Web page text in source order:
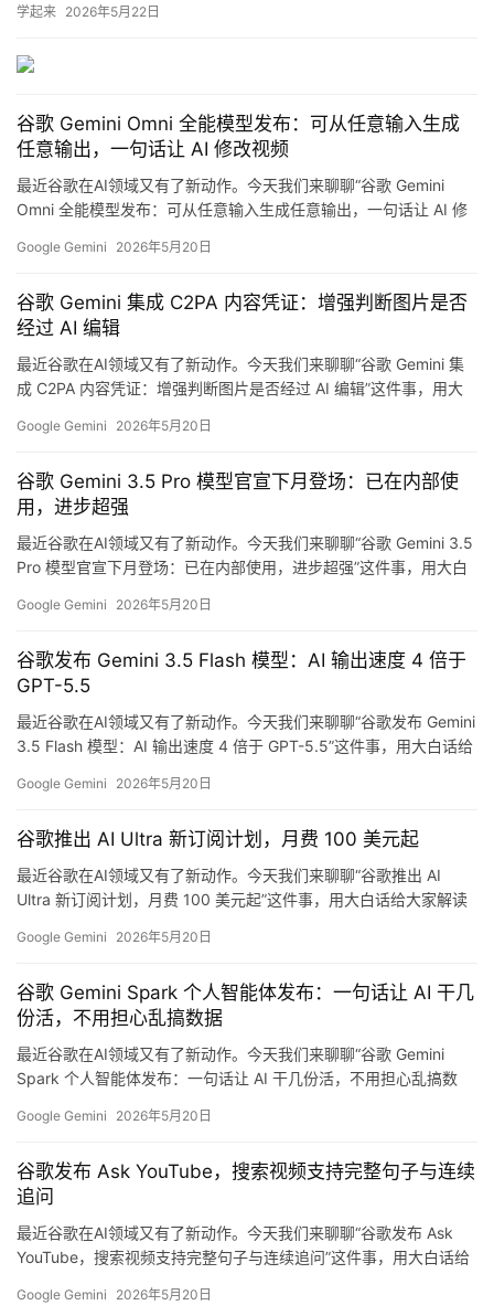
日
开
源
项
目
应
用
业
好
文
教
模
型
架
报
告
⭐⭐⭐⭐⭐ ⚡ 智谱 GLM-5.1 高速版跑出 400 tokens/s 刷新全球大模
学起来 2026年5月22日
谷歌 Gemini Omni 全能模型发布：可从任意输入生成
任意输出，一句话让 AI 修改视频
最近谷歌在AI领域又有了新动作。今天我们来聊聊“谷歌 Gemini
Omni 全能模型发布：可从任意输入生成任意输出，一句话让 AI 修
影响。 核心看点 5 月 20 日消息，在今日的 2026 谷歌 I/O 开发者
字、图像…
Google Gemini 2026年5月20日
谷歌 Gemini 集成 C2PA 内容凭证：增强判断图片是否
经过 AI 编辑
最近谷歌在AI领域又有了新动作。今天我们来聊聊“谷歌 Gemini 集
成 C2PA 内容凭证：增强判断图片是否经过 AI 编辑”这件事，用大
20 日消息，今天（5 月 20 日）召开的 2026 年谷歌 I/O 开发者大
Google Gemini 2026年5月20日
谷歌 Gemini 3.5 Pro 模型官宣下月登场：已在内部使
用，进步超强
最近谷歌在AI领域又有了新动作。今天我们来聊聊“谷歌 Gemini 3.5
Pro 模型官宣下月登场：已在内部使用，进步超强”这件事，用大白
20 日消息，在今日的 2026 谷歌 I/O 开发者大会上，谷歌宣布 相关
得关注后续进展 …
Google Gemini 2026年5月20日
谷歌发布 Gemini 3.5 Flash 模型：AI 输出速度 4 倍于
GPT-5.5
最近谷歌在AI领域又有了新动作。今天我们来聊聊“谷歌发布 Gemini
3.5 Flash 模型：AI 输出速度 4 倍于 GPT-5.5”这件事，用大白话给
消息，在今日的 2026 谷歌 I/O 开发者大会上，谷歌 CEO 桑达尔 ·
Google Gemini 2026年5月20日
谷歌推出 AI Ultra 新订阅计划，月费 100 美元起
最近谷歌在AI领域又有了新动作。今天我们来聊聊“谷歌推出 AI
Ultra 新订阅计划，月费 100 美元起”这件事，用大白话给大家解读
今日的 2026 谷歌 I/O 开发者大会上，谷歌 CEO 桑达尔 · 皮查伊
Google Gemini 2026年5月20日
谷歌 Gemini Spark 个人智能体发布：一句话让 AI 干几
份活，不用担心乱搞数据
最近谷歌在AI领域又有了新动作。今天我们来聊聊“谷歌 Gemini
Spark 个人智能体发布：一句话让 AI 干几份活，不用担心乱搞数
响。 核心看点 5 月 20 日消息，在今日的 2026 谷歌 I/O 开发者大
Google Gemini 2026年5月20日
谷歌发布 Ask YouTube，搜索视频支持完整句子与连续
追问
最近谷歌在AI领域又有了新动作。今天我们来聊聊“谷歌发布 Ask
YouTube，搜索视频支持完整句子与连续追问”这件事，用大白话给
消息，在今日的 2026 谷歌 I/O 开发者大会上，谷歌 CEO 桑达尔 ·
Google Gemini 2026年5月20日